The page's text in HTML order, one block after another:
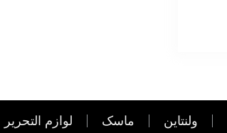
ولنتاین ماسک لوازم التحریر